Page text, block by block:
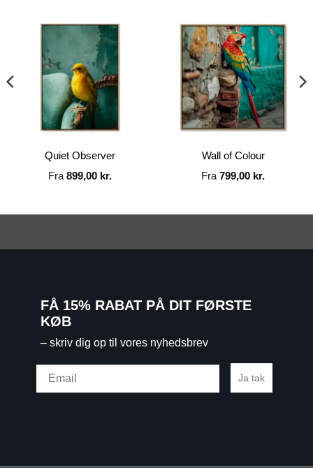
Quiet Observer
Fra 899,00 kr.
Wall of Colour
Fra 799,00 kr.
FÅ 15% RABAT PÅ DIT FØRSTE
KØB
– skriv dig op til vores nyhedsbrev
Ja tak